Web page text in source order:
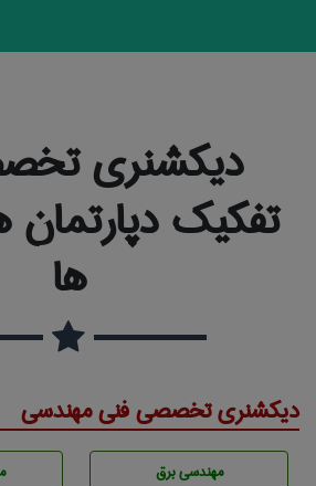
دیکشنری
تفکیک دپارتمان
ها
دیکشنری تخصصی فنی مهندسی
مهندسی برق